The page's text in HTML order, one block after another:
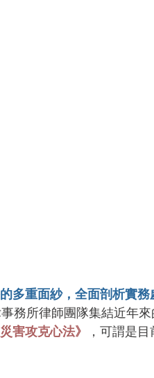
多重面紗，全面剖析實
務所律師團隊集結近年
害攻克心法》
，可謂是